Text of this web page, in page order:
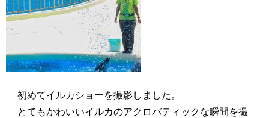
初めてイルカショーを撮影しました。
とてもかわいいイルカのアクロバティックな瞬間を撮